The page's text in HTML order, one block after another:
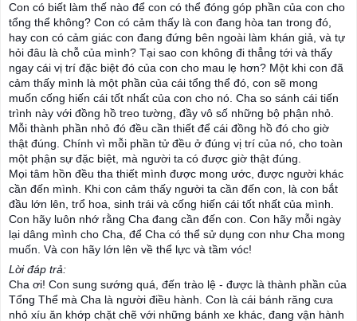
Con có biết làm thế nào để con có thể đóng góp phần của con cho
tổng thể không? Con có cảm thấy là con đang hòa tan trong đó,
hay con có cảm giác con đang đứng bên ngoài làm khán giả, và tự
hỏi đâu là chỗ của mình? Tại sao con không đi thẳng tới và thấy
ngay cái vị trí đặc biệt đó của con cho mau lẹ hơn? Một khi con đã
cảm thấy mình là một phần của cái tổng thể đó, con sẽ mong
muốn cống hiến cái tốt nhất của con cho nó. Cha so sánh cái tiến
trình này với đồng hồ treo tường, đầy vô số những bộ phận nhỏ.
Mỗi thành phần nhỏ đó đều cần thiết để cái đồng hồ đó cho giờ
thật đúng. Chính vì mỗi phần tử đều ở đúng vị trí của nó, cho toàn
một phận sự đặc biệt, mà người ta có được giờ thật đúng.
Mọi tâm hồn đều tha thiết mình được mong ước, được người khác
cần đến mình. Khi con cảm thấy người ta cần đến con, là con bắt
đầu lớn lên, trổ hoa, sinh trái và cống hiến cái tốt nhất của mình.
Con hãy luôn nhớ rằng Cha đang cần đến con. Con hãy mỗi ngày
lại dâng mình cho Cha, để Cha có thể sử dụng con như Cha mong
muốn. Và con hãy lớn lên về thể lực và tầm vóc!
Lời đáp trả:
Cha ơi! Con sung sướng quá, đến trào lệ - được là thành phần của
Tổng Thể mà Cha là người điều hành. Con là cái bánh răng cưa
nhỏ xíu ăn khớp chặt chẽ với những bánh xe khác, đang vận hành